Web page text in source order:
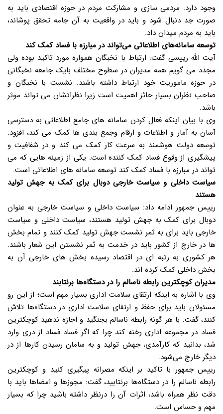
وجود دارد. مردمی سازی و مشارکت مردم در حوزه اقتصادی باید به
صورت جد دنبال شود و باید در واقعیت به آن جامه تحقق پوشاند،
باید به مردم میدان داد.
توسعه سامانه‌های اطلاعاتی می‌تواند در مبارزه با فساد کمک کند
آیت الله رییسی گفت: ارتباط با نخبگان همواره مورد تاکید بوده ولی
مجدد می گویم همه مدیران در سطوح مختلف بایک جامعه نخبگانی
در حوزه ماموریت خود ارتباط داشته باشند. نشست با نخبگان و
صاحب نظران بسیار حائز اهمیت است زیرا نظراتشان می تواند موثر
باشد.
وی با بیان اینکه فعال کردن سامانه های جامع اطلاعاتی به دسترسی
آسان به آمار و اطلاعات و ارقام وجمع بندی ها کمک‌ می کند، افزود:
توسعه دولت هوشمند به سرعت کار کمک می کند و در شفافیت و
پیشگیری از وقوع فساد کمک کننده است. یکی از زمینه هایی که می
تواند در مبارزه با فساد کمک کند توسعه سامانه های اطلاعاتی است.
سیاست داخلی و سیاست خارجی دوبال برای کمک به جهش تولید
هستند
رییس جمهور ادامه داد: سیاست داخلی و سیاست خارجی به عنوان
دوبال برای کمک به جهش تولید هستند، سیاست داخلی و سیاست
خارجی باید برای به ثمر نشست جهش تولید کمک کنند و تمام بخش
ها در خارج از کشور باید در خدمت به ثمر نشستن این شعار باشند.
هر کشوری به رتبه ای در اقتصاد رسیده بخش های خارجی آن به
بخش داخلی کمک‌ کرده اند.
مدیران کوچکترین رابطه ناسالم را در دستگاه‌ها برنتابند
وی با اشاره به اینکه ارتقای سلامت اداری بسیار مهم است؛ از این رو
مسئولان باید برای حفظ و ارتقای سلامت اداری در دستگاه‌ها تلاش
کنند، گفت: با هر گونه رابطه ناسالم بجنگید و اجازه ندهید کوچکترین
فساد در مجموعه اداری رخنه کند چرا که اگر فساد فساد از دری وارد
شد، بدانید که کارآمدی، جهش تولید و به سامان رسیدن کارها از در
دیگر خارج می‌شود.
رییس جمهور با تاکید بر اینکه مصرانه پیگیری کنید و کوچکترین
رابطه ناسالم را در دستگاه‌ها برنتابید، گفت: مجوزها و امضاها باید با
دقت نظر همراه باشد، اثرات آن را درنظر داشته باشید چرا که بسیار
مهم و حساس است.